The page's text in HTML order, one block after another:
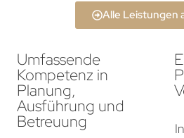
Alle Leistungen
Umfassende
Kompetenz in
Planung,
Ausführung und
Betreuung